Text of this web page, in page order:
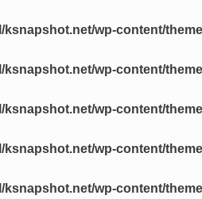
ksnapshot.net/wp-content/
ksnapshot.net/wp-content/
ksnapshot.net/wp-content/
ksnapshot.net/wp-content/
ksnapshot.net/wp-content/